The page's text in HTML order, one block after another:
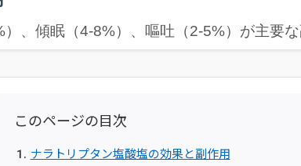
）、傾眠（4-8%）、嘔吐（2-5%）が主要
このページの目次
ナラトリプタン塩酸塩の効果と副作用